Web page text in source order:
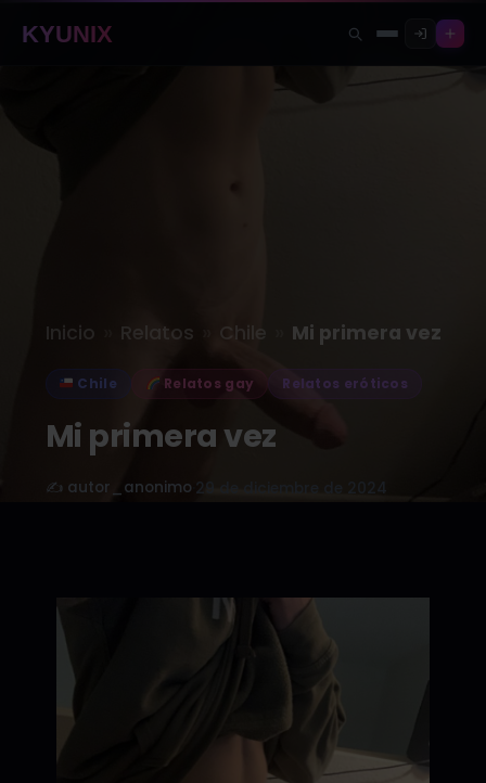
KYUNIX
Inicio Relatos Chile Mi primera vez
Chile Relatos gay Relatos eróticos
Mi primera vez
✍️ autor_anonimo 29 de diciembre de 2024